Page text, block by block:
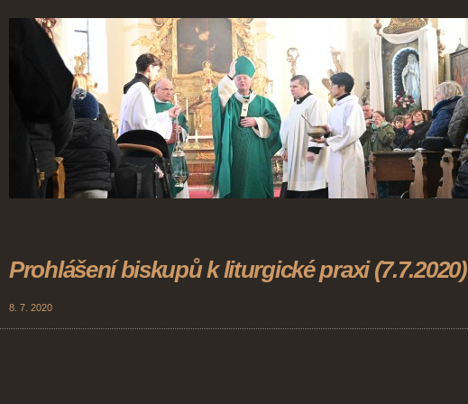
Prohlášení biskupů k liturgické praxi (7.7.2020)
8. 7. 2020